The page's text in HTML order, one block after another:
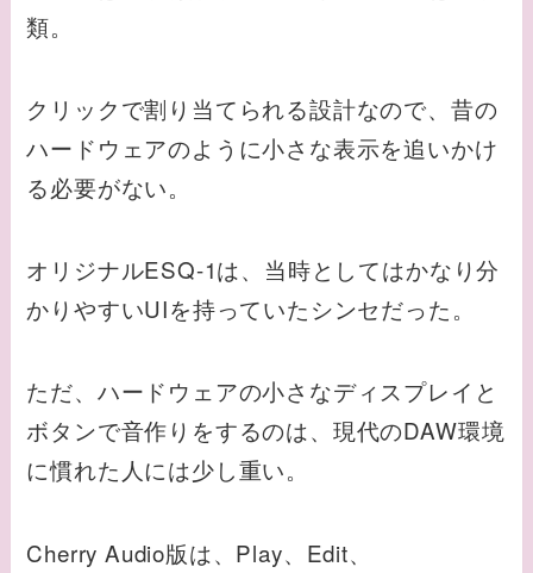
類。
クリックで割り当てられる設計なので、昔の
ハードウェアのように小さな表示を追いかけ
る必要がない。
オリジナルESQ-1は、当時としてはかなり分
かりやすいUIを持っていたシンセだった。
ただ、ハードウェアの小さなディスプレイと
ボタンで音作りをするのは、現代のDAW環境
に慣れた人には少し重い。
Cherry Audio版は、Play、Edit、